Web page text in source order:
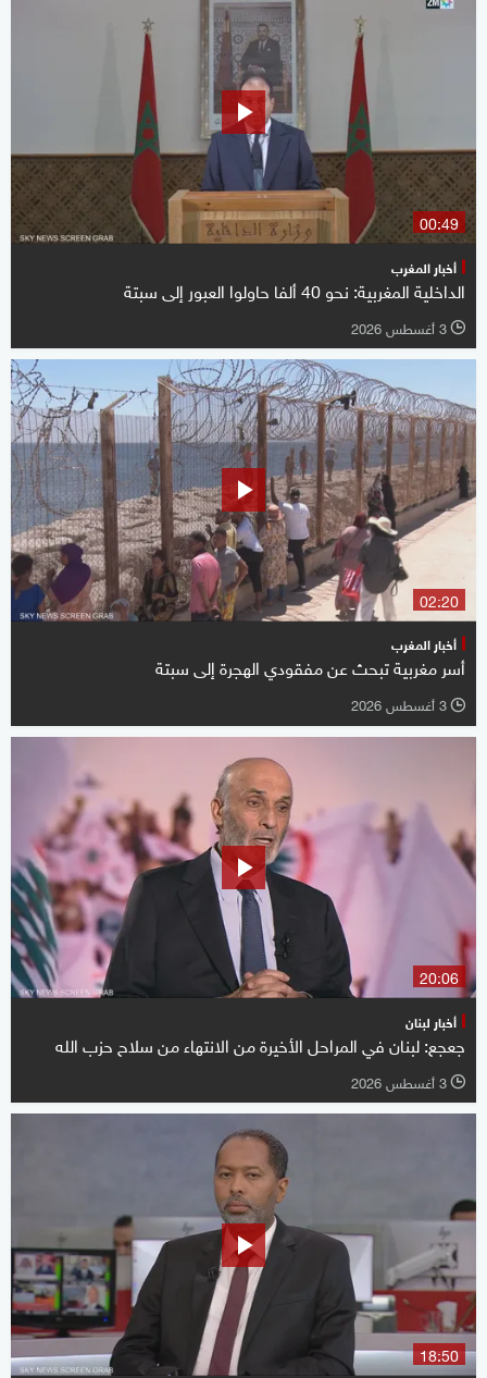
00:49
أخبار المغرب
الداخلية المغربية: نحو 40 ألفا حاولوا العبور إلى سبتة
l 3 أغسطس 2026
02:20
أخبار المغرب
أسر مغربية تبحث عن مفقودي الهجرة إلى سبتة
l 3 أغسطس 2026
20:06
أخبار لبنان
جعجع: لبنان في المراحل الأخيرة من الانتهاء من سلاح حزب الله
l 3 أغسطس 2026
18:50